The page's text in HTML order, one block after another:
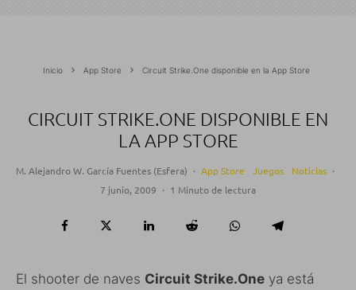
Inicio App Store Circuit Strike.One disponible en la App Store
CIRCUIT STRIKE.ONE DISPONIBLE EN
LA APP STORE
M. Alejandro W. García Fuentes (Esfera) · App Store Juegos Noticias ·
7 junio, 2009 · 1 Minuto de lectura
El shooter de naves Circuit Strike.One ya está